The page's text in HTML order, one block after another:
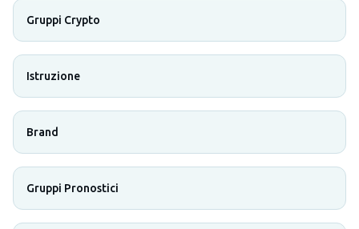
Gruppi Crypto
Istruzione
Brand
Gruppi Pronostici